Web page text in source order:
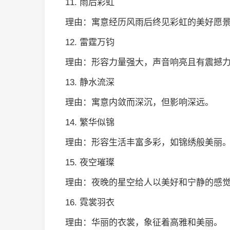
11. 雨后彩虹
理由：寓意经历风雨后终见彩虹的美好愿景
12. 雷霆万钧
理由：形容力量强大，声音响亮且有震撼力
13. 静水流深
理由：寓意内敛而深沉，但影响深远。
14. 繁华似锦
理由：形容生活丰富多彩，如锦绣般美丽。
15. 夜空璀璨
理由：夜晚的星空给人以美好和宁静的感觉
16. 霓裳羽衣
理由：华丽的衣裳，象征着高雅和美丽。